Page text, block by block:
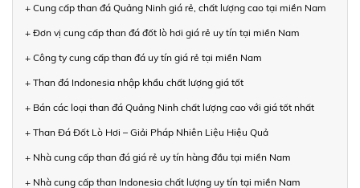
+ Cung cấp than đá Quảng Ninh giá rẻ, chất lượng cao tại miền Nam
+ Đơn vị cung cấp than đá đốt lò hơi giá rẻ uy tín tại miền Nam
+ Công ty cung cấp than đá uy tín giá rẻ tại miền Nam
+ Than đá Indonesia nhập khẩu chất lượng giá tốt
+ Bán các loại than đá Quảng Ninh chất lượng cao với giá tốt nhất
+ Than Đá Đốt Lò Hơi – Giải Pháp Nhiên Liệu Hiệu Quả
+ Nhà cung cấp than đá giá rẻ uy tín hàng đầu tại miền Nam
+ Nhà cung cấp than Indonesia chất lượng uy tín tại miền Nam